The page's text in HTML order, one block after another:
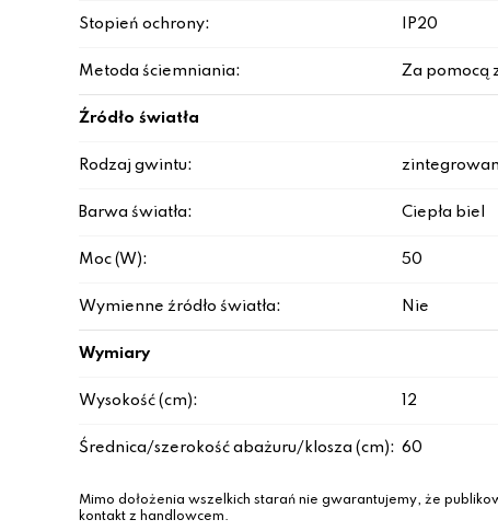
Stopień ochrony: IP20
Metoda ściemniania: Za pomocą
Źródło światła
Rodzaj gwintu:
Barwa światła: Ciepła biel
Moc (W): 50
Wymienne źródło światła: Nie
Wymiary
Wysokość (cm): 12
Średnica/szerokość abażuru/klosza (cm): 60
Mimo dołożenia wszelkich starań nie gwarantujemy, że
kontakt z handlowcem.